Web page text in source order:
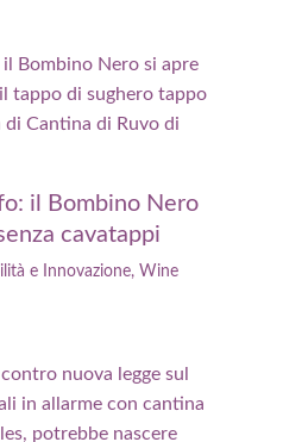
il Bombino Nero
cavatappi
e Innovazione, Wine